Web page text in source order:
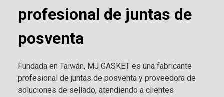
profesional de juntas de
posventa
Fundada en Taiwán, MJ GASKET es una fabricante
profesional de juntas de posventa y proveedora de
soluciones de sellado, atendiendo a clientes